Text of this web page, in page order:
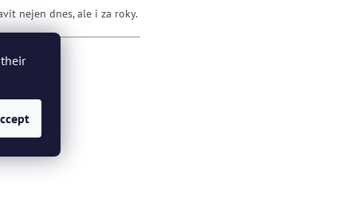
nejen dnes, ale i za roky.